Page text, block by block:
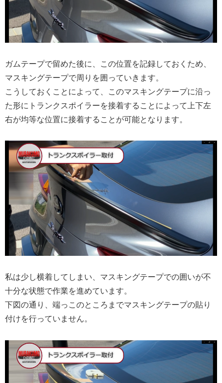
ガムテープで留めた後に、この位置を記録しておくため、
マスキングテープで周りを囲っていきます。
こうしておくことによって、このマスキングテープに沿っ
た形にトランクスポイラーを接着することによって上下左
右が均等な位置に接着することが可能となります。
私は少し横着してしまい、マスキングテープでの囲いが不
十分な状態で作業を進めています。
下図の通り、端っこのところまでマスキングテープの貼り
付けを行っていません。